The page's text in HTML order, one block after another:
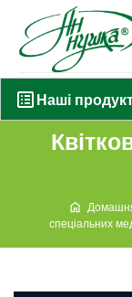
Наші
спеціальних